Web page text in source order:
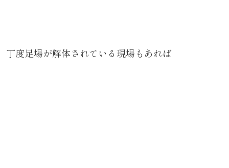
丁度足場が解体されている現場もあれば